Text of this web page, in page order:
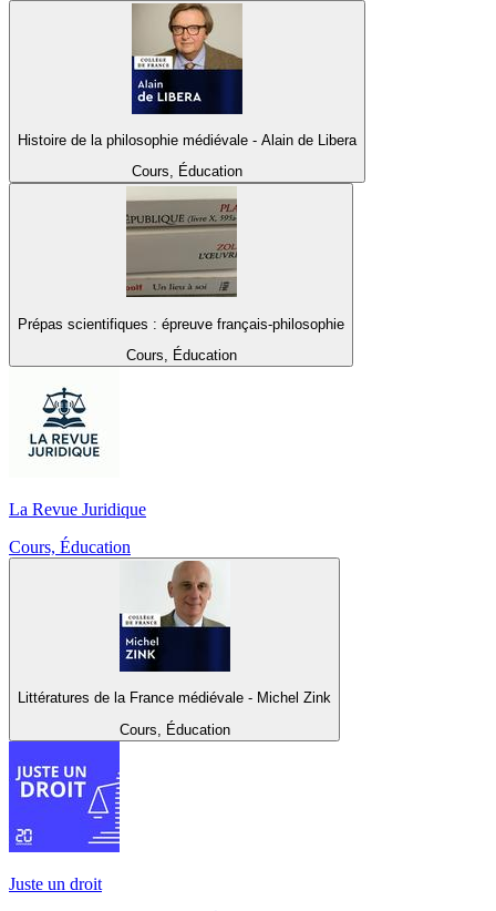
Histoire de la philosophie médiévale - Alain de Libera
Cours, Éducation
Prépas scientifiques : épreuve français-philosophie
Cours, Éducation
La Revue Juridique
Cours, Éducation
Littératures de la France médiévale - Michel Zink
Cours, Éducation
Juste un droit